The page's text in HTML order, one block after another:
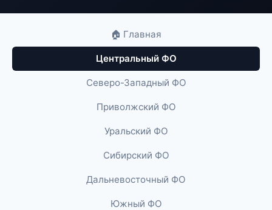
🏠 Главная
Центральный ФО
Северо-Западный ФО
Приволжский ФО
Уральский ФО
Сибирский ФО
Дальневосточный ФО
Южный ФО